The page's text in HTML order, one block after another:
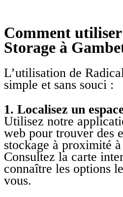
Comment
Storage à
L’utilisation de
simple et sans souci :
1. Localisez un
Utilisez notre
web pour trouver des
stockage à proximité
Consultez la carte
connaître les options
vous.